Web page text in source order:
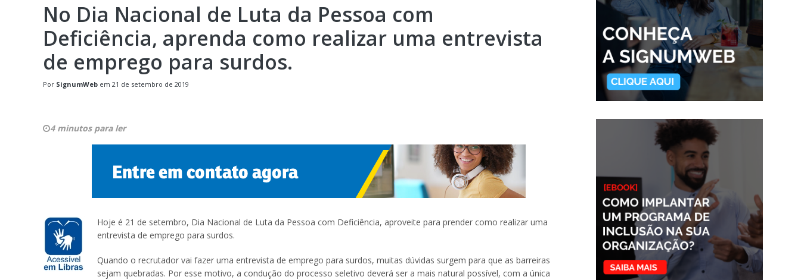
No Dia Nacional de Luta da Pessoa com
Deficiência, aprenda como realizar uma entrevista
de emprego para surdos.
Por SignumWeb em 21 de setembro de 2019
4 minutos para ler
Hoje é 21 de setembro, Dia Nacional de Luta da Pessoa com Deficiência, aproveite para prender como realizar uma
entrevista de emprego para surdos.
Quando o recrutador vai fazer uma entrevista de emprego para surdos, muitas dúvidas surgem para que as barreiras
sejam quebradas. Por esse motivo, a condução do processo seletivo deverá ser a mais natural possível, com a única